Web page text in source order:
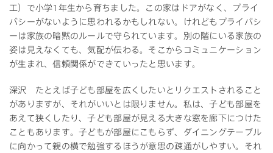
工）で小学1年生から育ちました。この家はドアがなく、プライ
バシーがないように思われるかもしれない。けれどもプライバシ
ーは家族の暗黙のルールで守られています。別の階にいる家族の
姿は見えなくても、気配が伝わる。そこからコミュニケーション
が生まれ、信頼関係ができていったと思います。
深沢 たとえば子ども部屋を広くしたいとリクエストされること
がありますが、それがいいとは限りません。私は、子ども部屋を
あえて狭くしたり、子ども部屋が見える大きな窓を廊下につけた
こともあります。子どもが部屋にこもらず、ダイニングテーブル
に向かって親の横で勉強するほうが意思の疎通がしやすい。それ